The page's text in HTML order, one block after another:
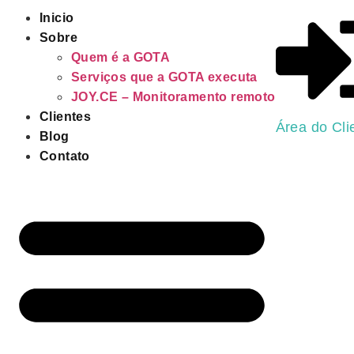
Inicio
Sobre
Quem é a GOTA
Serviços que a GOTA executa
JOY.CE – Monitoramento remoto
Clientes
Blog
Contato
Área do